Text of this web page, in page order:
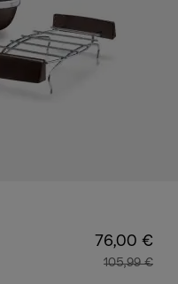
76,00 €
105,99 €